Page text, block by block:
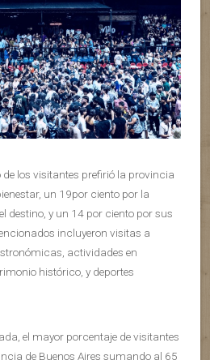
los visitantes prefirió la provincia
un 19por ciento por la
destino, y un 14 por ciento por sus
incluyeron visitas a
actividades en
histórico, y deportes
el mayor porcentaje de visitantes
de Buenos Aires sumando al 65